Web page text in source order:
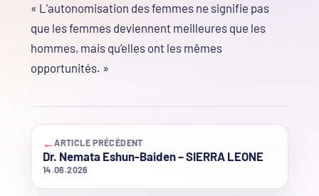
« L’autonomisation des femmes ne signifie pas
que les femmes deviennent meilleures que les
hommes, mais qu’elles ont les mêmes
opportunités. »
←ARTICLE PRÉCÉDENT
Dr. Nemata Eshun-Baiden – SIERRA LEONE
14.06.2026